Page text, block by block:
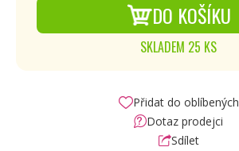
DO KOŠÍKU
SKLADEM 25 KS
Přidat do oblíbených
Dotaz prodejci
Sdílet